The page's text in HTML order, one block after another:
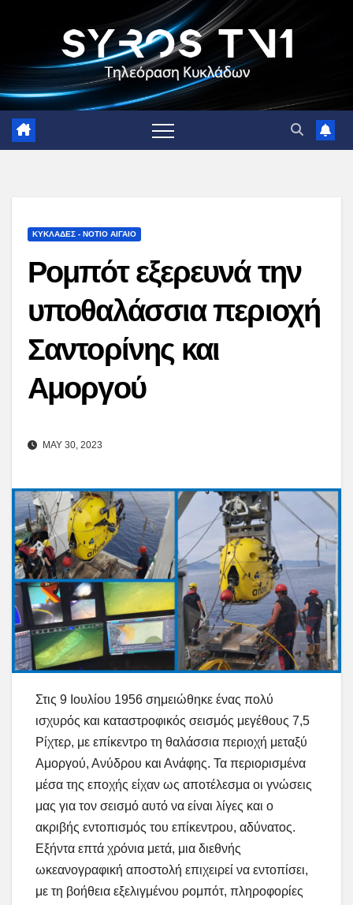
ΚΥΚΛΑΔΕΣ - ΝΟΤΙΟ ΑΙΓΑΙΟ
Ρομπότ εξερευνά την
υποθαλάσσια περιοχή
Σαντορίνης και
Αμοργού
MAY 30, 2023
Στις 9 Ιουλίου 1956 σημειώθηκε ένας πολύ
ισχυρός και καταστροφικός σεισμός μεγέθους 7,5
Ρίχτερ, με επίκεντρο τη θαλάσσια περιοχή μεταξύ
Αμοργού, Ανύδρου και Ανάφης. Τα περιορισμένα
μέσα της εποχής είχαν ως αποτέλεσμα οι γνώσεις
μας για τον σεισμό αυτό να είναι λίγες και ο
ακριβής εντοπισμός του επίκεντρου, αδύνατος.
Εξήντα επτά χρόνια μετά, μια διεθνής
ωκεανογραφική αποστολή επιχειρεί να εντοπίσει,
με τη βοήθεια εξελιγμένου ρομπότ, πληροφορίες